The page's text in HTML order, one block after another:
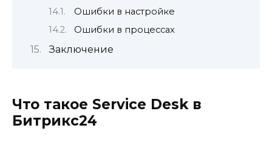
Ошибки в настройке
Ошибки в процессах
Заключение
Что такое Service Desk в
Битрикс24